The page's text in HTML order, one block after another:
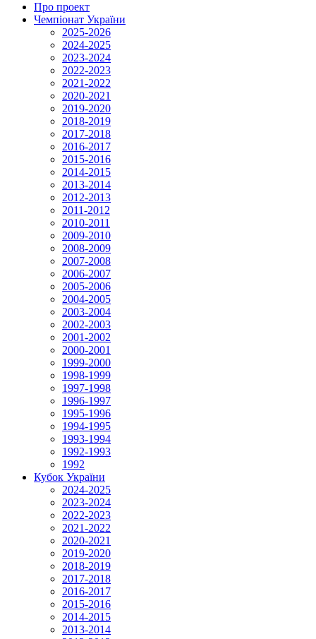
Про проект
Чемпіонат України
2025-2026
2024-2025
2023-2024
2022-2023
2021-2022
2020-2021
2019-2020
2018-2019
2017-2018
2016-2017
2015-2016
2014-2015
2013-2014
2012-2013
2011-2012
2010-2011
2009-2010
2008-2009
2007-2008
2006-2007
2005-2006
2004-2005
2003-2004
2002-2003
2001-2002
2000-2001
1999-2000
1998-1999
1997-1998
1996-1997
1995-1996
1994-1995
1993-1994
1992-1993
1992
Кубок України
2024-2025
2023-2024
2022-2023
2021-2022
2020-2021
2019-2020
2018-2019
2017-2018
2016-2017
2015-2016
2014-2015
2013-2014